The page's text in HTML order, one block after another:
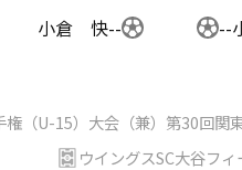
--
小倉 快 --
（U-15）大会（兼）第30回
ウイングスSC大谷フィ